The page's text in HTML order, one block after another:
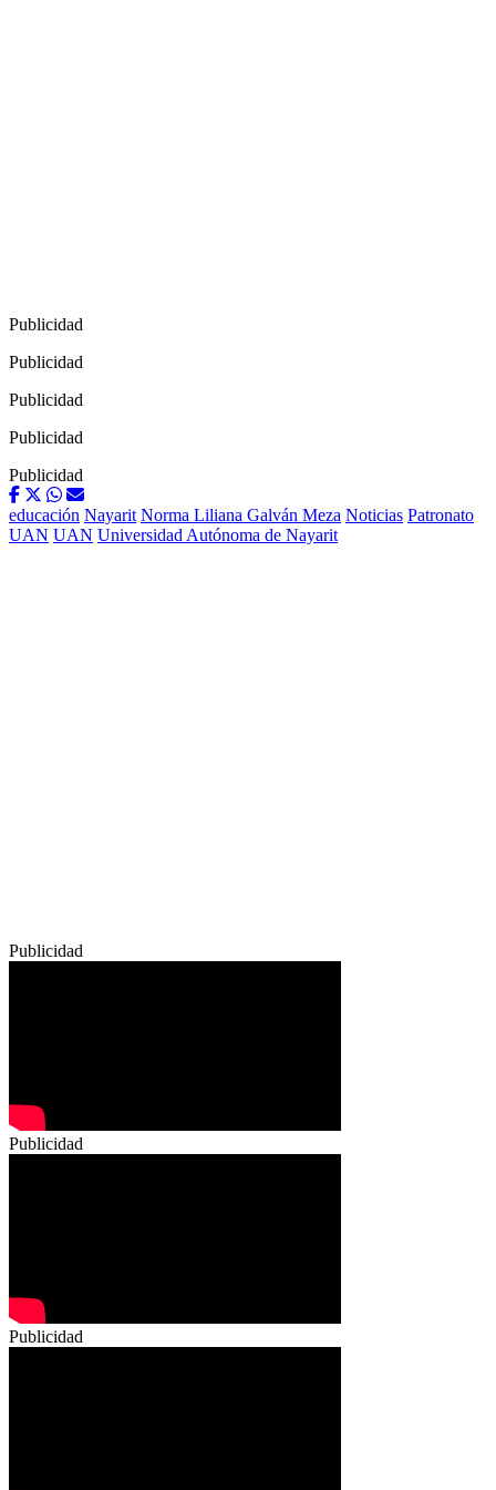
Publicidad
Publicidad
Publicidad
Publicidad
Publicidad
educación Nayarit Norma Liliana Galván Meza Noticias Patronato
UAN UAN Universidad Autónoma de Nayarit
Publicidad
Publicidad
Publicidad